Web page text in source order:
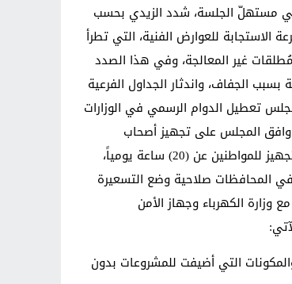
مستهلّ الجلسة، شدد الزيدي بحسب
الاستجابة للعوارض الفنية، التي تطرأ
غير المعالجة، وفي هذا الصدد
الجفاف، واندثار الجداول الفرعية
تعطيل الدوام الرسمي في الوزارات
الكهربائية، وافق المجلس على تجهيز أصحاب
المولدات الأهلية بمنتج زيت الغاز (الكاز) بشكل مجاني بواقع (45) لتراً لكل ( 1) .K.V.A لشهري تموز، وآب المقبلين، على ألّا تقل ساعات التجهيز للمواطنين عن (20) ساعة يومياً،
المحلية في المحافظات صلاحية وضع التسعيرة
وزارة الكهرباء وجهاز الأمن
التي أضيفت للمشروعات بدون